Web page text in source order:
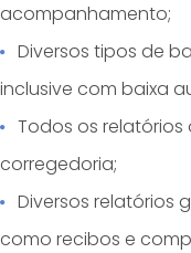
acompanhamento;
Diversos tipos de
inclusive com baixa
Todos os
corregedoria;
Diversos relatórios
como recibos e